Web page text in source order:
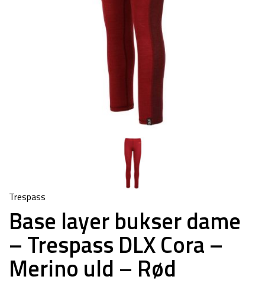
Trespass
Base layer bukser dame
– Trespass DLX Cora –
Merino uld – Rød